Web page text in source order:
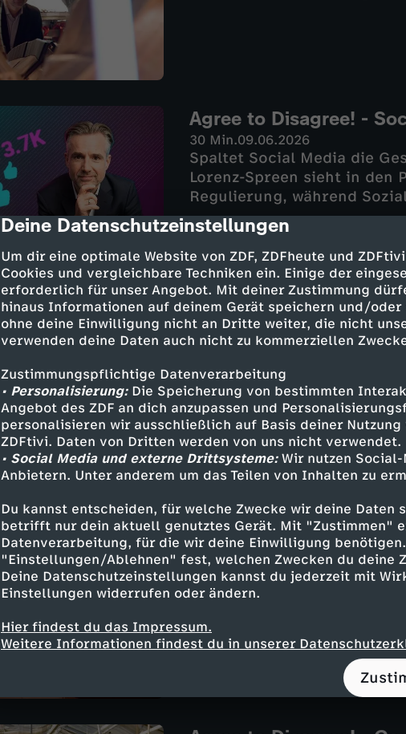
cmp-dialog-description
Deine Datenschutzeinstellungen
Um dir eine optimale Website von ZDF, ZDFheute und
Cookies und vergleichbare Techniken ein. Einige der
erforderlich für unser Angebot. Mit deiner Zustimmung
hinaus Informationen auf deinem Gerät speichern und/
ohne deine Einwilligung nicht an Dritte weiter, die nicht
verwenden deine Daten auch nicht zu kommerziellen
Zustimmungspflichtige Datenverarbeitung
• Personalisierung:Die Speicherung von bestimmten
Angebot des ZDF an dich anzupassen und
personalisieren wir ausschließlich auf Basis deiner Nutzung
ZDFtivi. Daten von Dritten werden von uns nicht verwendet.
• Social Media und externe Drittsysteme:Wir nutzen Social-
Anbietern. Unter anderem um das Teilen von Inhalten zu
Du kannst entscheiden, für welche Zwecke wir deine
betrifft nur dein aktuell genutztes Gerät. Mit "Zustimmen"
Datenverarbeitung, für die wir deine Einwilligung
"Einstellungen/Ablehnen" fest, welchen Zwecken du deine
Deine Datenschutzeinstellungen kannst du jederzeit mit
Einstellungen widerrufen oder ändern.
Hier findest du das Impressum.
Weitere Informationen findest du in unserer
Agree to Disagree! -
30 Min.09.06.2026
Spaltet Social Media die
Lorenz-Spreen sieht in
Regulierung, während
Social Media unsere
umzugehen. Doch wie
gefährden soziale Medien
Agree to Disagree! -
28 Min. 10.06.2026
Die Menschheit hat sich
eine Grenze erreicht?
Kuhlemann und den
unterschiedlicher nicht
Agree to Disagree! -
28 Min.09.06.2026
Eine Forschergruppe
diese besiegten, wären
vieles andere für uns
möglich. Bertolt Meyer ist
Werth, Spitzenkandidat der